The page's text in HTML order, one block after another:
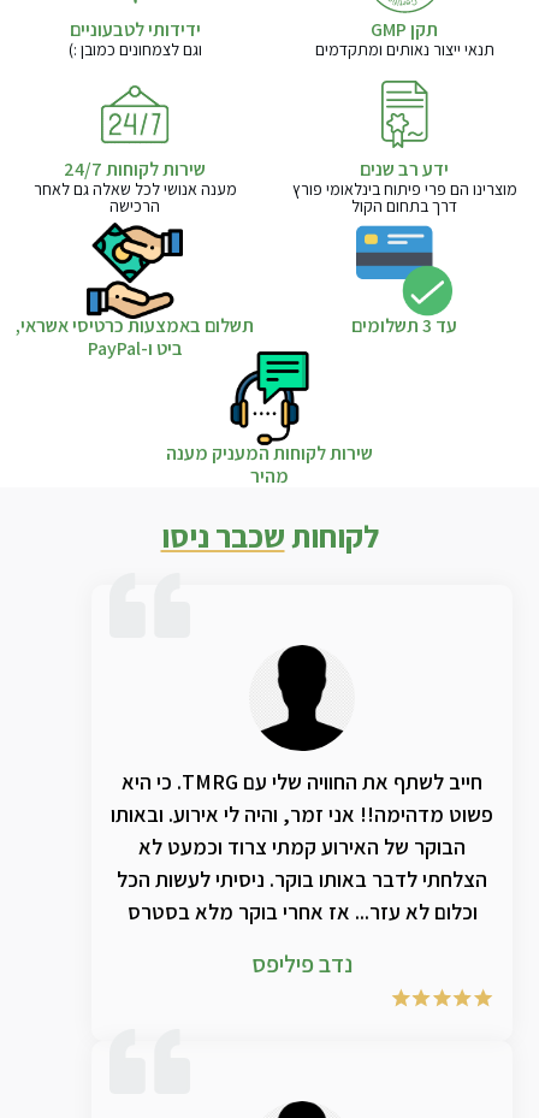
תקן GMP
תנאי ייצור נאותים ומתקדמים
ידידותי לטבעוניים
וגם לצמחונים כמובן :)
ידע רב שנים
מוצרינו הם פרי פיתוח בינלאומי פורץ
דרך בתחום הקול
שירות לקוחות 24/7
מענה אנושי לכל שאלה גם לאחר
הרכישה
עד 3 תשלומים
תשלום באמצעות כרטיסי אשראי,
ביט ו-PayPal
שירות לקוחות המעניק מענה
מהיר
לקוחותשכבר ניסו
חייב לשתף את החוויה שלי עם TMRG. כי היא
פשוט מדהימה!! אני זמר, והיה לי אירוע. ובאותו
הבוקר של האירוע קמתי צרוד וכמעט לא
הצלחתי לדבר באותו בוקר. ניסיתי לעשות הכל
וכלום לא עזר... אז אחרי בוקר מלא בסטרס
TMRG ועשיתי הכל כדי לנסות להשיג אותם
והצלחתי. רכשתי את הערכה של הבקבוק
במקביל עם הבקבוק אנאלאציה והשמנים, יחד
נדב פיליפס